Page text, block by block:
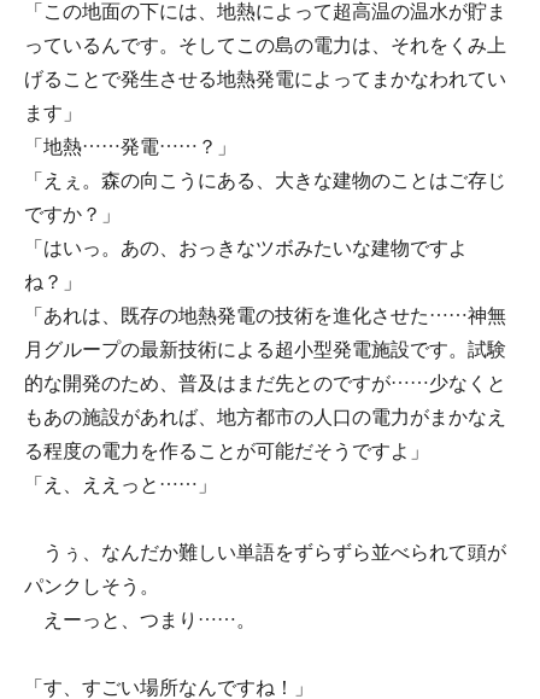
「この地面の下には、地熱によって超高温の温水が貯ま
っているんです。そしてこの島の電力は、それをくみ上
げることで発生させる地熱発電によってまかなわれてい
ます」
「地熱……発電……？」
「えぇ。森の向こうにある、大きな建物のことはご存じ
ですか？」
「はいっ。あの、おっきなツボみたいな建物ですよ
ね？」
「あれは、既存の地熱発電の技術を進化させた……神無
月グループの最新技術による超小型発電施設です。試験
的な開発のため、普及はまだ先とのですが……少なくと
もあの施設があれば、地方都市の人口の電力がまかなえ
る程度の電力を作ることが可能だそうですよ」
「え、ええっと……」
うぅ、なんだか難しい単語をずらずら並べられて頭が
パンクしそう。
えーっと、つまり……。
「す、すごい場所なんですね！」